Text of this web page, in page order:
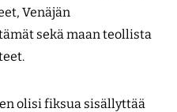
Venäjän
sekä maan teollista
olisi fiksua sisällyttää